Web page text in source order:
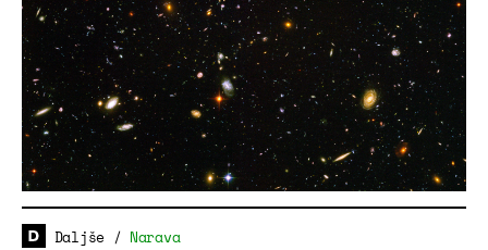
Daljše / Narava